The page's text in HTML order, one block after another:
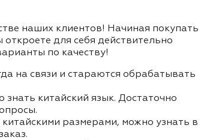
наших клиентов! Начиная покупать
для себя действительно
по качеству!
на связи и стараются обрабатывать
китайский язык. Достаточно
размерами, можно узнать в